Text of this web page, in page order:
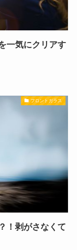
一気にクリアす
フロントガラス
！剥がさなくて